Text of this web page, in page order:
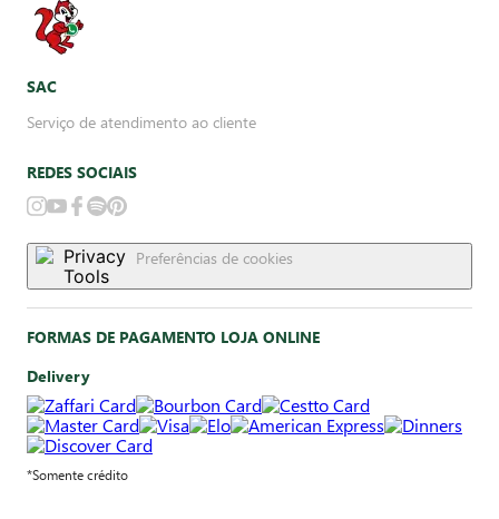
SAC
Serviço de atendimento ao cliente
REDES SOCIAIS
Preferências de cookies
FORMAS DE PAGAMENTO LOJA ONLINE
Delivery
*Somente crédito